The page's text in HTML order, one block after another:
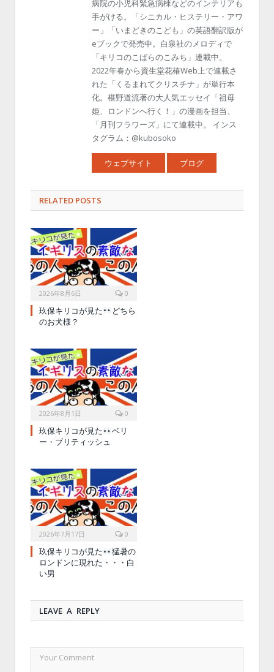
病院の小児科緊急病棟などのインテリアも
手がける。「シニカル・ヒステリー・アワ
ー」「いまどきのこども」の英語翻訳版が
eブックで発売中。白泉社のメロディで
「キリコのこばらのこみち」連載中。
2022年春から資生堂花椿Web上で連載さ
れた「くるまれてクリスチナ」が単行本
化。椹野道流著の大人気エッセイ「祖母
姫、ロンドンへ行く！」の漫画を担当、
「月刊フラワーズ」にて連載中。 インス
タグラム：@kubosoko
ウェブサイト ブログ
RELATED POSTS
2026年8月6日 0
玖保キリコが見た
どちら
のお犬様？
2026年8月1日 0
玖保キリコが見た
ベリ
ー・ブリティッシュ
2026年7月17日 0
玖保キリコが見た
猛暑の
ロンドンに現れた・・・白
い男
LEAVE A REPLY